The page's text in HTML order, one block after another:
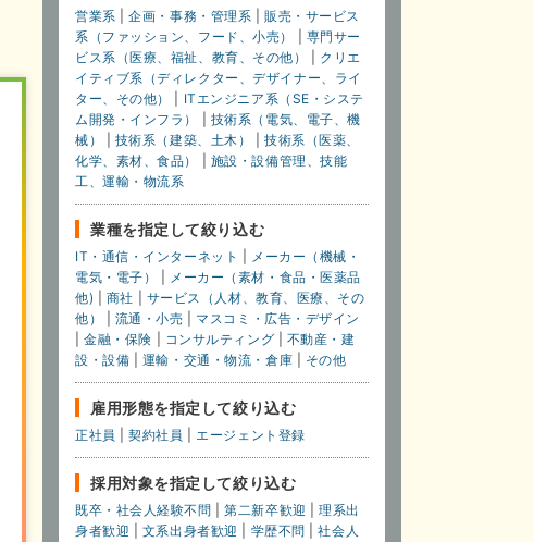
営業系 企画・事務・管理系
販売・サービス
系（ファッション、フード、小売）
専門サー
ビス系（医療、福祉、教育、その他）
クリエ
イティブ系（ディレクター、デザイナー、ライ
ター、その他）
ITエンジニア系（SE・システ
ム開発・インフラ）
技術系（電気、電子、機
械）
技術系（建築、土木）
技術系（医薬、
化学、素材、食品）
施設・設備管理、技能
工、運輸・物流系
業種を指定して絞り込む
IT・通信・インターネット
メーカー（機械・
電気・電子）
メーカー（素材・食品・医薬品
他)
商社
サービス（人材、教育、医療、その
他）
流通・小売
マスコミ・広告・デザイン
金融・保険 コンサルティング
不動産・建
設・設備
運輸・交通・物流・倉庫 その他
雇用形態を指定して絞り込む
正社員 契約社員 エージェント登録
採用対象を指定して絞り込む
既卒・社会人経験不問 第二新卒歓迎
理系出
身者歓迎
文系出身者歓迎 学歴不問
社会人